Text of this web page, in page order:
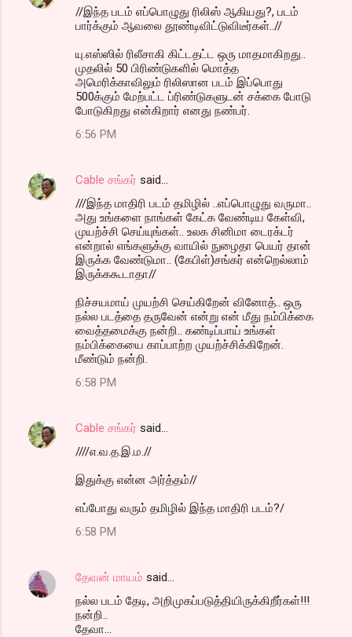
//இந்த படம் எப்பொழுது ரிலிஸ் ஆகியது?, படம்
பார்க்கும் ஆவலை தூண்டிவிட்டுவிடீர்கள்..//
யு.எஸ்ஸில் ரிலீசாகி கிட்டதட்ட ஒரு மாதமாகிறது..
முதலில் 50 பிரிண்டுகளில் மொத்த
அமெரிக்காவிலும் ரிலிஸான படம் இப்பொது
500க்கும் மேற்பட்ட ப்ரிண்டுகளுடன் சக்கை போடு
போடுகிறது என்கிறார் எனது நண்பர்.
6:56 PM
Cable சங்கர் said…
///இந்த மாதிரி படம் தமிழில் ..எப்பொழுது வருமா..
அது உங்களை நாங்கள் கேட்க வேண்டிய கேள்வி,
முயற்ச்சி செய்யுங்கள்.. உலக சினிமா டைரக்டர்
என்றால் எங்களுக்கு வாயில் நுழைதா பெயர் தான்
இருக்க வேண்டுமா.. (கேபிள்)சங்கர் என்றெல்லாம்
இருக்ககூடாதா//
நிச்சயமாய் முயற்சி செய்கிறேன் வினோத்.. ஒரு
நல்ல படத்தை தருவேன் என்று என் மீது நம்பிக்கை
வைத்தமைக்கு நன்றி.. கண்டிப்பாய் உங்கள்
நம்பிக்கையை காப்பாற்ற முயற்ச்சிக்கிறேன்.
மீண்டும் நன்றி.
6:58 PM
Cable சங்கர் said…
////எ.வ.த.இ.ம.//
இதுக்கு என்ன அர்த்தம்//
எப்போது வரும் தமிழில் இந்த மாதிரி படம்?/
6:58 PM
தேவன் மாயம் said…
நல்ல படம் தேடி, அறிமுகப்படுத்தியிருக்கிறீர்கள்!!!
நன்றி..
தேவா...